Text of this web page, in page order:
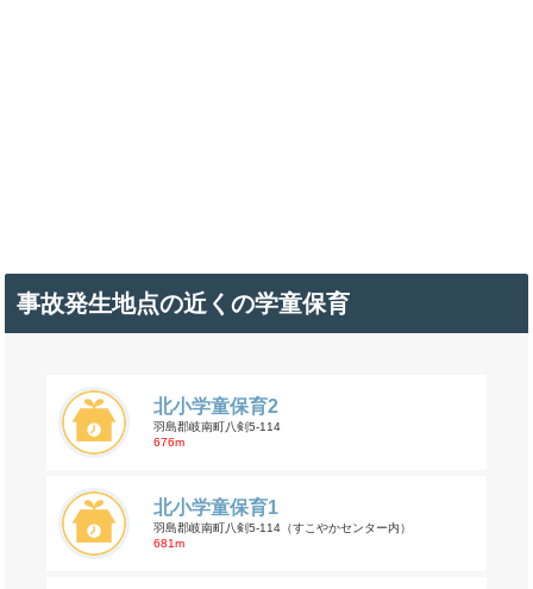
事故発生地点の近くの学童保育
北小学童保育2
羽島郡岐南町八剣5-114
676m
北小学童保育1
羽島郡岐南町八剣5-114（すこやかセンター内）
681m